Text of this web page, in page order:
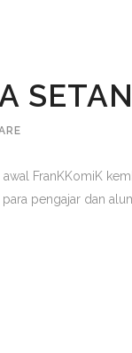
FranKKomiK
pengajar dan